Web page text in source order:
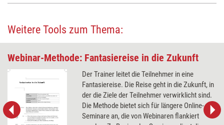
Weitere Tools zum Thema:
Webinar-Methode: Fantasiereise in die Zukunft
Der Trainer leitet die Teilnehmer in eine
Fantasiereise. Die Reise geht in die Zukunft, in
der die Ziele der Teilnehmer verwirklicht sind.
Die Methode bietet sich für längere Online-
Seminare an, die von Webinaren flankiert